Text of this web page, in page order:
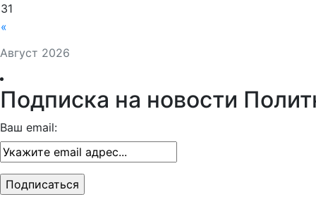
Август 2026
«
31
Подписка на новости
Ваш email: